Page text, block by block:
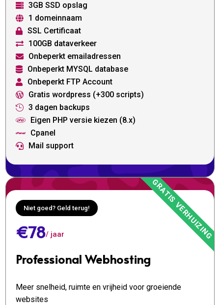
 3GB SSD opslag
 1 domeinnaam
 SSL Certificaat
 100GB dataverkeer
 Onbeperkt emailadressen
 Onbeperkt MYSQL database
 Onbeperkt FTP Account
 Gratis wordpress (+300 scripts)
 3 dagen backups
 Eigen PHP versie kiezen (8.x)
 Cpanel
 Mail support
Niet goed? Geld terug!
€78/ jaar
Professional Webhosting
Meer snelheid, ruimte en vrijheid voor groeiende
websites